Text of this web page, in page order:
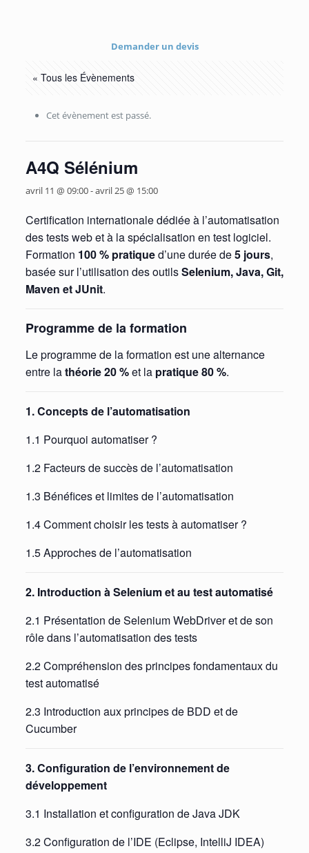
Demander un devis
« Tous les Évènements
Cet évènement est passé.
A4Q Sélénium
avril 11 @ 09:00-avril 25 @ 15:00
Certification internationale dédiée à l’automatisation
des tests web et à la spécialisation en test logiciel.
Formation 100 % pratiqued’une durée de5 jours,
basée sur l’utilisation des outilsSelenium, Java, Git,
Maven et JUnit.
Programme de la formation
Le programme de la formation est une alternance
entre lathéorie 20 %et la pratique 80 %.
1. Concepts de l’automatisation
1.1 Pourquoi automatiser ?
1.2 Facteurs de succès de l’automatisation
1.3 Bénéfices et limites de l’automatisation
1.4 Comment choisir les tests à automatiser ?
1.5 Approches de l’automatisation
2. Introduction à Selenium et au test automatisé
2.1 Présentation de Selenium WebDriver et de son
rôle dans l’automatisation des tests
2.2 Compréhension des principes fondamentaux du
test automatisé
2.3 Introduction aux principes de BDD et de
Cucumber
3. Configuration de l’environnement de
développement
3.1 Installation et configuration de Java JDK
3.2 Configuration de l’IDE (Eclipse, IntelliJ IDEA)